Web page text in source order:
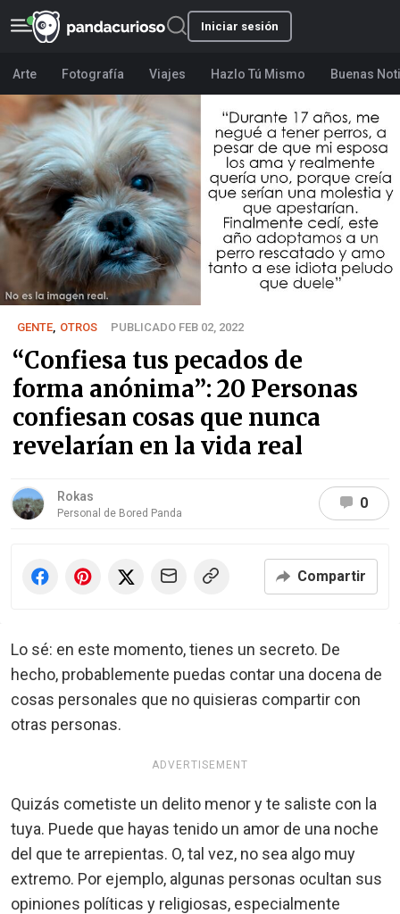
Iniciar sesión
Arte Fotografía Viajes Hazlo Tú Mismo Buenas
GENTE OTROS PUBLICADO FEB 02, 2022
“Confiesa tus pecados de
forma anónima”: 20 Personas
confiesan cosas que nunca
revelarían en la vida real
Rokas
Personal de Bored Panda
0
Compartir
Lo sé: en este momento, tienes un secreto. De
hecho, probablemente puedas contar una docena de
cosas personales que no quisieras compartir con
otras personas.
ADVERTISEMENT
Quizás cometiste un delito menor y te saliste con la
tuya. Puede que hayas tenido un amor de una noche
del que te arrepientas. O, tal vez, no sea algo muy
extremo. Por ejemplo, algunas personas ocultan sus
opiniones políticas y religiosas, especialmente